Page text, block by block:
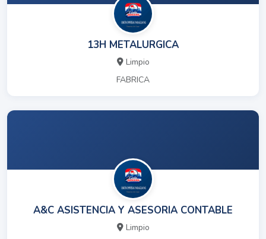
13H METALURGICA
Limpio
FABRICA
A&C ASISTENCIA Y ASESORIA CONTABLE
Limpio